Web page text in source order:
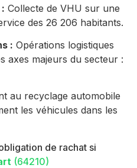
Collecte de VHU sur une
des 26 206 habitants.
: Opérations logistiques
axes majeurs du secteur :
au recyclage automobile
les véhicules dans les
de rachat si
(64210)